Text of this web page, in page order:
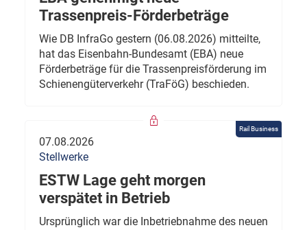
Trassenpreis-Förderbeträge
Wie DB InfraGo gestern (06.08.2026) mitteilte,
hat das Eisenbahn-Bundesamt (EBA) neue
Förderbeträge für die Trassenpreisförderung im
Schienengüterverkehr (TraFöG) beschieden.
Rail Business
07.08.2026
Stellwerke
ESTW Lage geht morgen
verspätet in Betrieb
Ursprünglich war die Inbetriebnahme des neuen